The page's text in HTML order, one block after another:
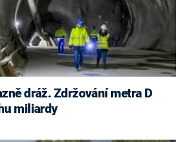
dráž. Zdržování metra D
miliardy